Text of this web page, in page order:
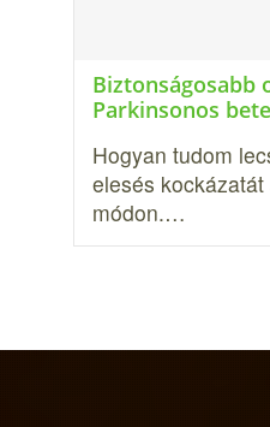
Biztonságosabb
Parkinsonos
Hogyan tudom
elesés
módon.…